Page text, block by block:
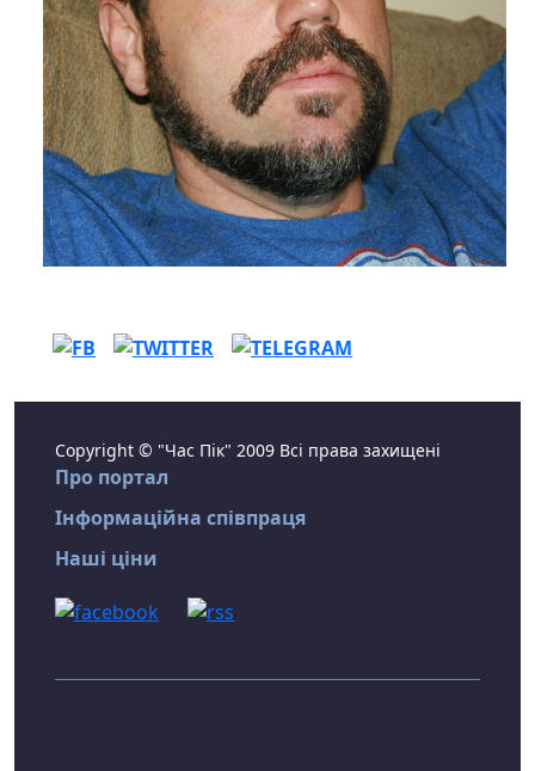
Copyright © "Час Пік" 2009 Всі права захищені
Про портал
Інформаційна співпраця
Наші ціни